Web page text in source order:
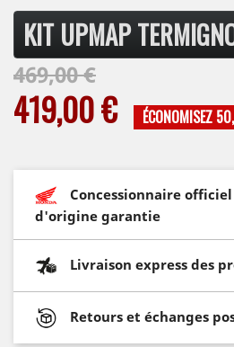
KIT UPMAP
469,00 €
419,00 € ÉCONOMISEZ
Concessionnaire
d'origine garantie
Livraison express des
Retours et échanges